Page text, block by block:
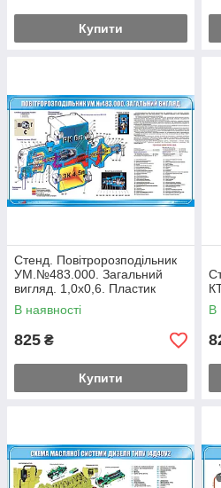
Купити
Стенд. Повітророзподільник
УМ.№483.000. Загальний
вигляд. 1,0х0,6. Пластик
В наявності
825 ₴
Купити
В